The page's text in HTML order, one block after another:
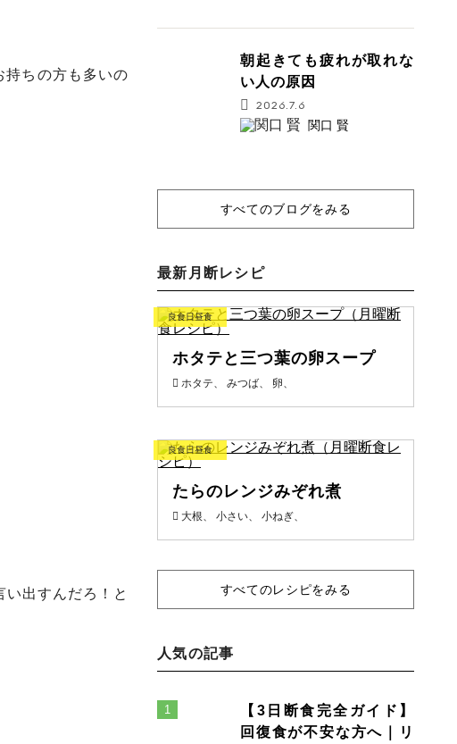
持ちの方も多いの
出すんだろ！と
朝起きても疲れが取れな
い人の原因
2026.7.6
関口 賢
すべてのブログをみる
最新月断レシピ
良食日昼食
ホタテと三つ葉の卵スープ
ホタテ、 みつば、 卵、
良食日昼食
たらのレンジみぞれ煮
大根、 小さい、 小ねぎ、
すべてのレシピをみる
人気の記事
【3日断食完全ガイド】
回復食が不安な方へ｜リ